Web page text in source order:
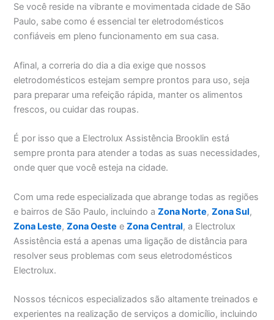
Se você reside na vibrante e movimentada cidade de São
Paulo, sabe como é essencial ter eletrodomésticos
confiáveis em pleno funcionamento em sua casa.
Afinal, a correria do dia a dia exige que nossos
eletrodomésticos estejam sempre prontos para uso, seja
para preparar uma refeição rápida, manter os alimentos
frescos, ou cuidar das roupas.
É por isso que a Electrolux Assistência Brooklin está
sempre pronta para atender a todas as suas necessidades,
onde quer que você esteja na cidade.
Com uma rede especializada que abrange todas as regiões
e bairros de São Paulo, incluindo aZona Norte,Zona Sul,
Zona Leste,Zona Oeste eZona Central, a Electrolux
Assistência está a apenas uma ligação de distância para
resolver seus problemas com seus eletrodomésticos
Electrolux.
Nossos técnicos especializados são altamente treinados e
experientes na realização de serviços a domicílio, incluindo